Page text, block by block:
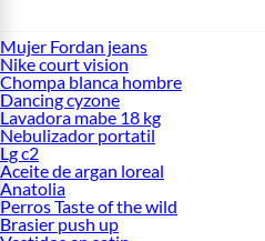
Mujer Fordan jeans
Nike court vision
Chompa blanca hombre
Dancing cyzone
Lavadora mabe 18 kg
Nebulizador portatil
Lg c2
Aceite de argan loreal
Anatolia
Perros Taste of the wild
Brasier push up